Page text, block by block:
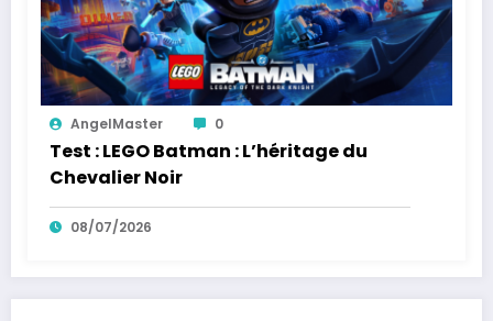
AngelMaster 0
Test : LEGO Batman : L’héritage du
Chevalier Noir
08/07/2026